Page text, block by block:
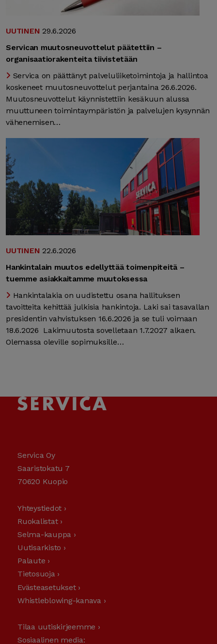
UUTINEN 29.6.2026
Servican muutosneuvottelut päätettiin –
organisaatiorakenteita tiivistetään
Servica on päättänyt palveluliiketoimintoja ja hallintoa
koskeneet muutosneuvottelut perjantaina 26.6.2026.
Muutosneuvottelut käynnistettiin kesäkuun alussa
muuttuneen toimintaympäristön ja palvelujen kysynnän
vähenemisen…
UUTINEN 22.6.2026
Hankintalain muutos edellyttää toimenpiteitä –
tuemme asiakkaitamme muutoksessa
Hankintalakia on uudistettu osana hallituksen
tavoitteita kehittää julkisia hankintoja. Laki sai tasavallan
presidentin vahvistuksen 16.6.2026 ja se tuli voimaan
18.6.2026 Lakimuutosta sovelletaan 1.7.2027 alkaen.
Olemassa oleville sopimuksille…
Servica Oy
Saaristokatu 7
70620 Kuopio
Yhteystiedot ›
Ruokalistat ›
Selma-kauppa ›
Uutisarkisto ›
Palaute ›
Tietosuoja ›
Evästeasetukset ›
Whistleblowing-kanava ›
Tilaa uutiskirjeemme ›
Sosiaalinen media: